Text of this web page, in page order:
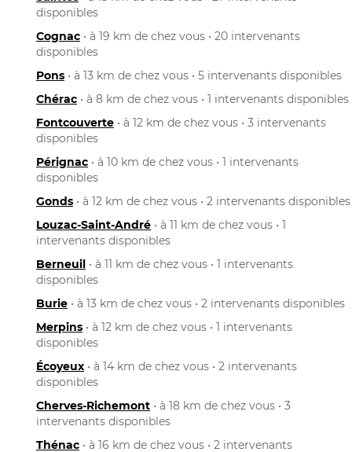
disponibles
Cognac • à 19 km de chez vous • 20 intervenants
disponibles
Pons • à 13 km de chez vous • 5 intervenants disponibles
Chérac • à 8 km de chez vous • 1 intervenants disponibles
Fontcouverte • à 12 km de chez vous • 3 intervenants
disponibles
Pérignac • à 10 km de chez vous • 1 intervenants
disponibles
Gonds • à 12 km de chez vous • 2 intervenants disponibles
Louzac-Saint-André • à 11 km de chez vous • 1
intervenants disponibles
Berneuil • à 11 km de chez vous • 1 intervenants
disponibles
Burie • à 13 km de chez vous • 2 intervenants disponibles
Merpins • à 12 km de chez vous • 1 intervenants
disponibles
Écoyeux • à 14 km de chez vous • 2 intervenants
disponibles
Cherves-Richemont • à 18 km de chez vous • 3
intervenants disponibles
Thénac • à 16 km de chez vous • 2 intervenants